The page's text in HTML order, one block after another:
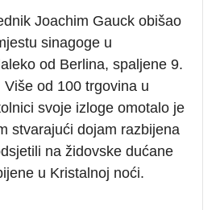
Joachim Gauck obišao
sinagoge u
od Berlina, spaljene 9.
od 100 trgovina u
svoje izloge omotalo je
stvarajući dojam razbijena
na židovske dućane
u Kristalnoj noći.